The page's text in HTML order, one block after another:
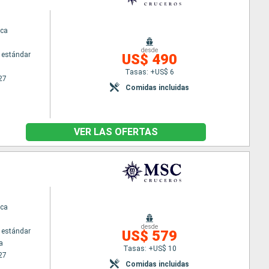
desde
US$ 490
Tasas: +US$ 6
Comidas incluidas
VER LAS OFERTAS
desde
US$ 579
Tasas: +US$ 10
Comidas incluidas